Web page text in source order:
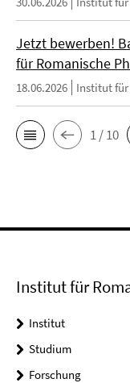
Jetzt bewerben!
für Romanische
18.06.2026 Institut für
1 / 10
Institut für
Institut
Studium
Forschung